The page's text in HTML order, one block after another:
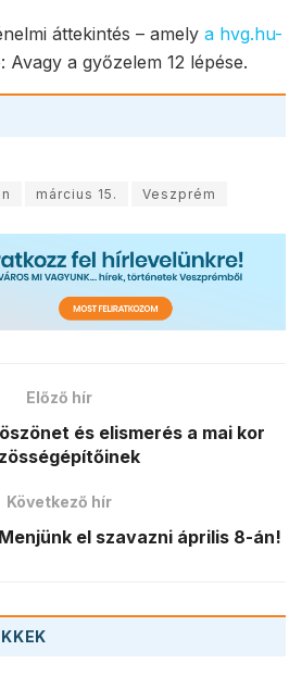
áttekintés – amely a hvg.hu-
Avagy a győzelem 12 lépése.
március 15. Veszprém
Előző hír
és elismerés a mai kor
Következő hír
el szavazni április 8-án!